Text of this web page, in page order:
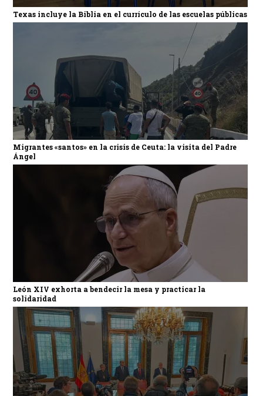
Texas incluye la Biblia en el currículo de las escuelas públicas
Migrantes «santos» en la crisis de Ceuta: la visita del Padre
Ángel
León XIV exhorta a bendecir la mesa y practicar la
solidaridad